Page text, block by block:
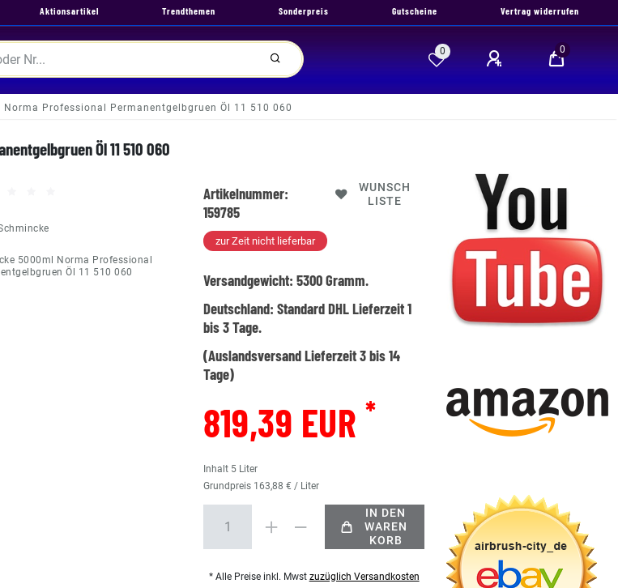
Aktionsartikel Trendthemen Sonderpreis Gutscheine Vertrag widerrufen
0 0
Professional Permanentgelbgruen Öl 11 510 060
Öl 11 510 060
5000ml Norma Professional
Öl 11 510 060
Artikelnummer:
159785
WUNSCH
LISTE
zur Zeit nicht lieferbar
Versandgewicht:5300Gramm.
Deutschland:Standard DHL Lieferzeit 1
bis 3 Tage.
(Auslandsversand Lieferzeit 3 bis 14
Tage)
819,39 EUR *
Inhalt 5 Liter
Grundpreis 163,88 € / Liter
IN DEN
WAREN
KORB
* Alle Preise inkl. Mwst zuzüglich Versandkosten